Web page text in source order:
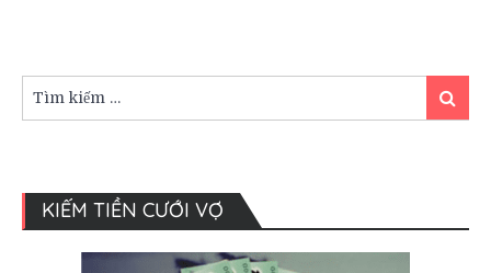
ai
biết.
kiếm:
Tìm
kiếm
KIẾM TIỀN CƯỚI VỢ